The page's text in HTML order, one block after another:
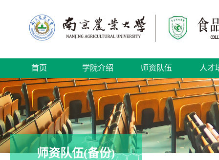
首页 学院介绍 师资队伍 人才
师资队伍(备份)